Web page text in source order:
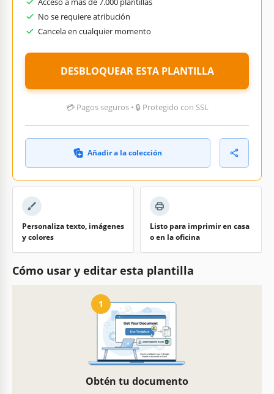
No se requiere atribución
Cancela en cualquier momento
DESBLOQUEAR ESTA PLANTILLA
💳 Pagos seguros • 🔒 Protegido con SSL
Añadir a la colección
Personaliza texto, imágenes
y colores
Listo para imprimir en casa
o en la oficina
Cómo usar y editar esta plantilla
1
Obtén tu documento